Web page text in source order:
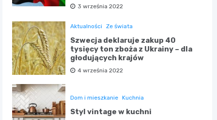
3 września 2022
Aktualności Ze świata
Szwecja deklaruje zakup 40
tysięcy ton zboża z Ukrainy – dla
głodujących krajów
4 września 2022
Dom i mieszkanie Kuchnia
Styl vintage w kuchni